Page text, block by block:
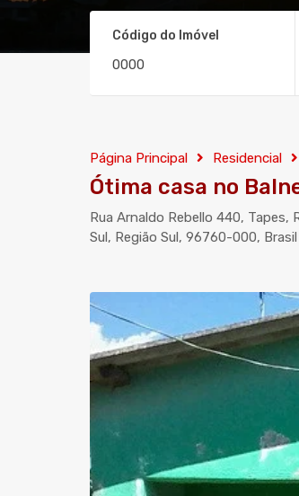
Código do Imóvel
Página Principal Residencial
Ótima casa no
Rua Arnaldo Rebello 440, Tapes,
Sul, Região Sul, 96760-000, Brasil